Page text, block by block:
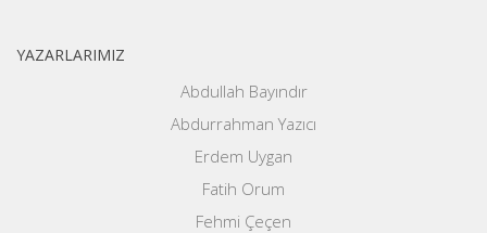
YAZARLARIMIZ
Abdullah Bayındır
Abdurrahman Yazıcı
Erdem Uygan
Fatih Orum
Fehmi Çeçen